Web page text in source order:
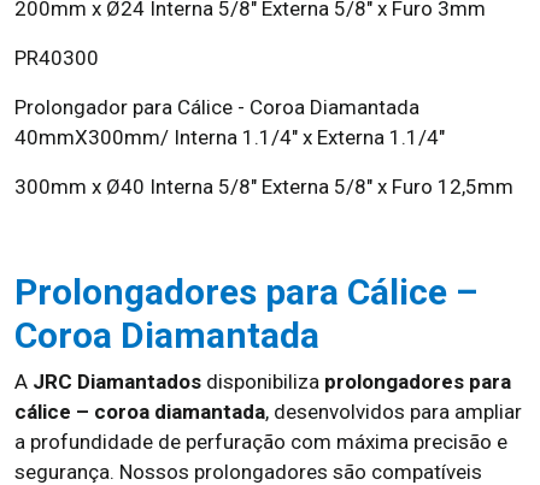
200mm x Ø24 Interna 5/8" Externa 5/8" x Furo 3mm
PR40300
Prolongador para Cálice - Coroa Diamantada
40mmX300mm/ Interna 1.1/4" x Externa 1.1/4"
300mm x Ø40 Interna 5/8" Externa 5/8" x Furo 12,5mm
Prolongadores para Cálice –
Coroa Diamantada
A JRC Diamantados disponibiliza prolongadores para
cálice – coroa diamantada, desenvolvidos para ampliar
a profundidade de perfuração com máxima precisão e
segurança. Nossos prolongadores são compatíveis